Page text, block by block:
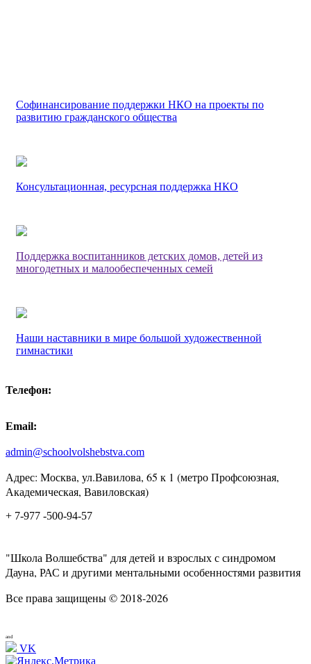
Софинансирование поддержки НКО на проекты по
развитию гражданского общества
Консультационная, ресурсная поддержка НКО
Поддержка воспитанников детских домов, детей из
многодетных и малообеспеченных семей
Наши наставники в мире большой художественной
гимнастики
Телефон:
Email:
admin@schoolvolshebstva.com
Адрес: Москва, ул.Вавилова, 65 к 1 (метро Профсоюзная,
Академическая, Вавиловская)
+ 7-977 -500-94-57
"Школа Волшебства" для детей и взрослых с синдромом
Дауна, РАС и другими ментальными особенностями развития
Все права защищены © 2018-2026
and
VK